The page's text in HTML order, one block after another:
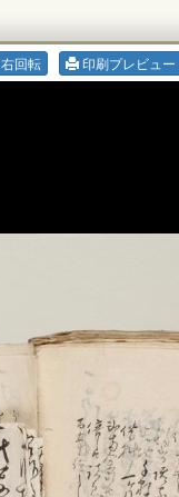
右回転 印刷プレビュー